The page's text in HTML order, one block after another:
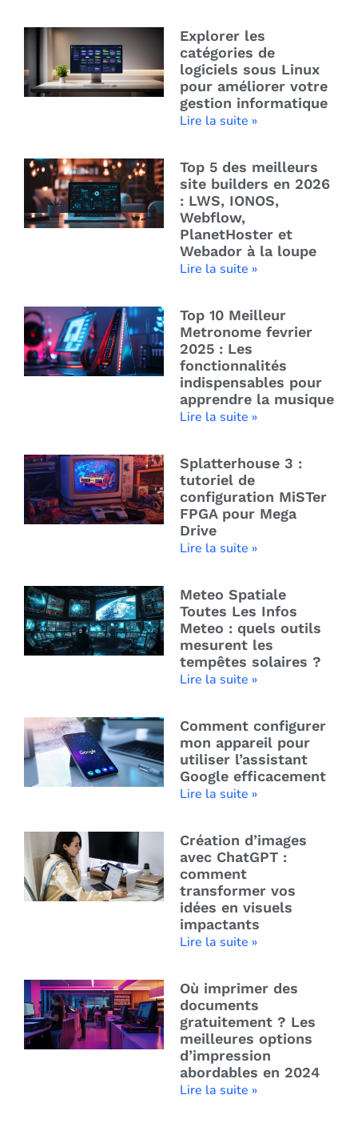
Explorer les
catégories de
logiciels sous Linux
pour améliorer votre
gestion informatique
Lire la suite »
Top 5 des meilleurs
site builders en 2026
: LWS, IONOS,
Webflow,
PlanetHoster et
Webador à la loupe
Lire la suite »
Top 10 Meilleur
Metronome fevrier
2025 : Les
fonctionnalités
indispensables pour
apprendre la musique
Lire la suite »
Splatterhouse 3 :
tutoriel de
configuration MiSTer
FPGA pour Mega
Drive
Lire la suite »
Meteo Spatiale
Toutes Les Infos
Meteo : quels outils
mesurent les
tempêtes solaires ?
Lire la suite »
Comment configurer
mon appareil pour
utiliser l’assistant
Google efficacement
Lire la suite »
Création d’images
avec ChatGPT :
comment
transformer vos
idées en visuels
impactants
Lire la suite »
Où imprimer des
documents
gratuitement ? Les
meilleures options
d’impression
abordables en 2024
Lire la suite »